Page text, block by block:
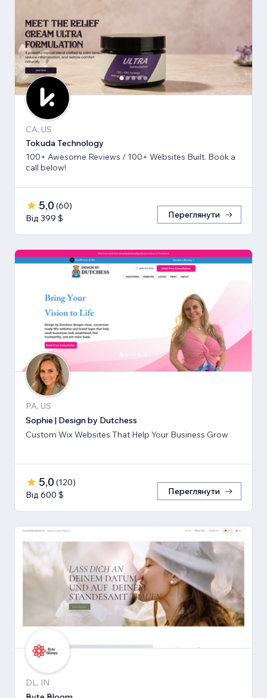
CA, US
Tokuda Technology
100+ Awesome Reviews / 100+ Websites Built. Book a
call below!
5,0 (60)
Від 399 $
Переглянути
PA, US
Sophie | Design by Dutchess
Custom Wix Websites That Help Your Business Grow
5,0 (120)
Від 600 $
Переглянути
DL, IN